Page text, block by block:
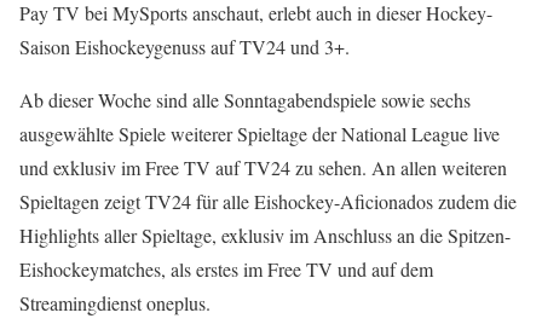
Pay TV bei MySports anschaut, erlebt auch in dieser Hockey-
Saison Eishockeygenuss auf TV24 und 3+.
Ab dieser Woche sind alle Sonntagabendspiele sowie sechs
ausgewählte Spiele weiterer Spieltage der National League live
und exklusiv im Free TV auf TV24 zu sehen. An allen weiteren
Spieltagen zeigt TV24 für alle Eishockey-Aficionados zudem die
Highlights aller Spieltage, exklusiv im Anschluss an die Spitzen-
Eishockeymatches, als erstes im Free TV und auf dem
Streamingdienst oneplus.